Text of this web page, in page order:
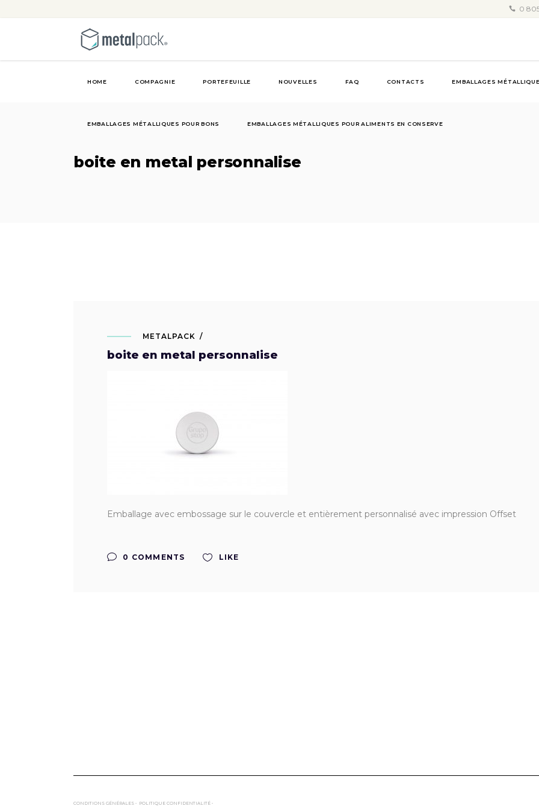
0
HOME COMPAGNIE PORTEFEUILLE NOUVELLES FAQ CONTACTS EMBALLAGES
EMBALLAGES MÉTALLIQUES POUR BONS EMBALLAGES MÉTALLIQUES POUR ALIMENTS EN CONSERVE
boite en metal personnalise
METALPACK
boite en metal personnalise
Emballage avec embossage sur le couvercle et entièrement personnalisé avec impression Offset
0 COMMENTS LIKE
CONDITIONS GÉNÉRALES • POLITIQUE CONFIDENTIALITÉ •